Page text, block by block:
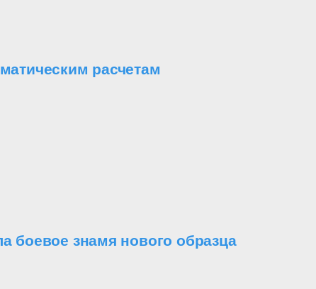
расчетам
боевое знамя нового образца